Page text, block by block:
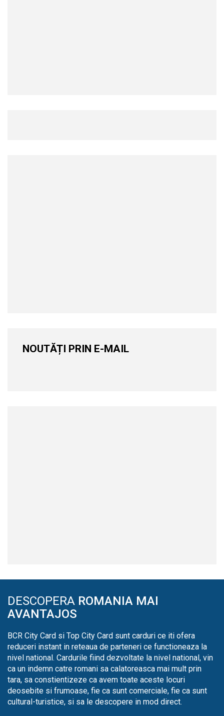
NOUTĂȚI PRIN E-MAIL
DESCOPERA ROMANIA MAI
AVANTAJOS
BCR City Card si Top City Card sunt carduri ce iti ofera
reduceri instant in reteaua de parteneri ce functioneaza la
nivel national. Cardurile fiind dezvoltate la nivel national, vin
ca un indemn catre romani sa calatoreasca mai mult prin
tara, sa constientizeze ca avem toate aceste locuri
deosebite si frumoase, fie ca sunt comerciale, fie ca sunt
cultural-turistice, si sa le descopere in mod direct.